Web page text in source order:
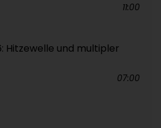
11:00
Hitzewelle und multipler
07:00